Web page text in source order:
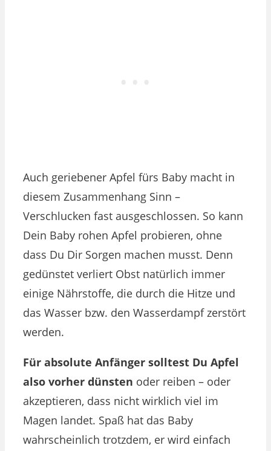
Auch geriebener Apfel fürs Baby macht in
diesem Zusammenhang Sinn –
Verschlucken fast ausgeschlossen. So kann
Dein Baby rohen Apfel probieren, ohne
dass Du Dir Sorgen machen musst. Denn
gedünstet verliert Obst natürlich immer
einige Nährstoffe, die durch die Hitze und
das Wasser bzw. den Wasserdampf zerstört
werden.
Für absolute Anfänger solltest Du Apfel
also vorher dünsten oder reiben – oder
akzeptieren, dass nicht wirklich viel im
Magen landet. Spaß hat das Baby
wahrscheinlich trotzdem, er wird einfach